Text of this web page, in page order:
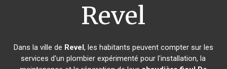
Revel
Dans la ville de Revel, les habitants peuvent compter sur les
services d'un plombier expérimenté pour l'installation, la